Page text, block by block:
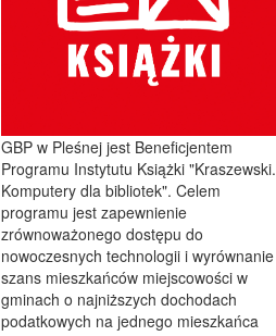
GBP w Pleśnej jest Beneficjentem
Programu Instytutu Książki "Kraszewski.
Komputery dla bibliotek". Celem
programu jest zapewnienie
zrównoważonego dostępu do
nowoczesnych technologii i wyrównanie
szans mieszkańców miejscowości w
gminach o najniższych dochodach
podatkowych na jednego mieszkańca